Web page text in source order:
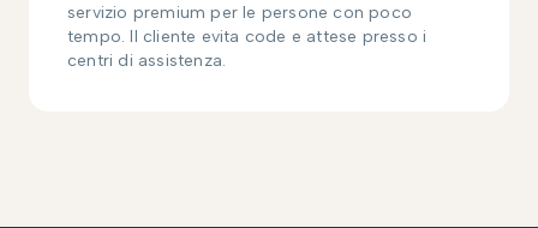
servizio premium per le persone con poco
tempo. Il cliente evita code e attese presso i
centri di assistenza.